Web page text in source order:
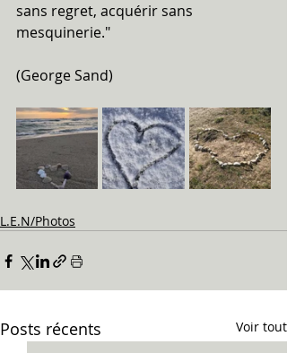
sans regret, acquérir sans
mesquinerie."
(George Sand)
L.E.N/Photos
Posts récents Voir tout